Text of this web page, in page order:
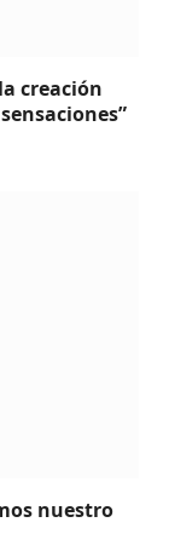
creación
nuestro